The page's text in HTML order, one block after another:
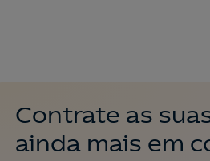
Contrate as
ainda mais em